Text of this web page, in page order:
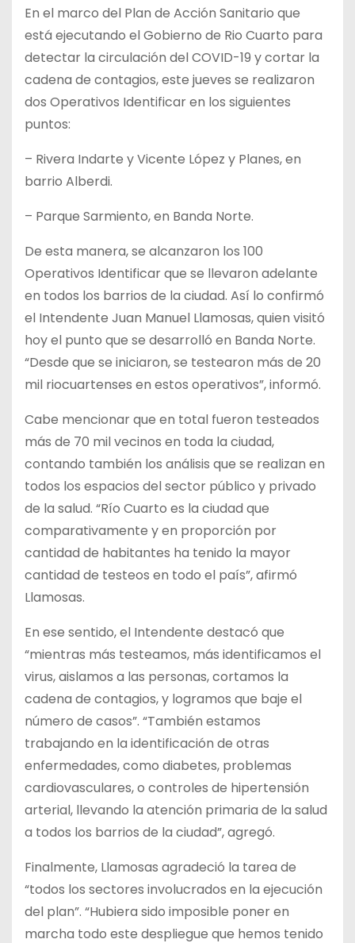
En el marco del Plan de Acción Sanitario que
está ejecutando el Gobierno de Rio Cuarto para
detectar la circulación del COVID-19 y cortar la
cadena de contagios, este jueves se realizaron
dos Operativos Identificar en los siguientes
puntos:
– Rivera Indarte y Vicente López y Planes, en
barrio Alberdi.
– Parque Sarmiento, en Banda Norte.
De esta manera, se alcanzaron los 100
Operativos Identificar que se llevaron adelante
en todos los barrios de la ciudad. Así lo confirmó
el Intendente Juan Manuel Llamosas, quien visitó
hoy el punto que se desarrolló en Banda Norte.
“Desde que se iniciaron, se testearon más de 20
mil riocuartenses en estos operativos”, informó.
Cabe mencionar que en total fueron testeados
más de 70 mil vecinos en toda la ciudad,
contando también los análisis que se realizan en
todos los espacios del sector público y privado
de la salud. “Río Cuarto es la ciudad que
comparativamente y en proporción por
cantidad de habitantes ha tenido la mayor
cantidad de testeos en todo el país”, afirmó
Llamosas.
En ese sentido, el Intendente destacó que
“mientras más testeamos, más identificamos el
virus, aislamos a las personas, cortamos la
cadena de contagios, y logramos que baje el
número de casos”. “También estamos
trabajando en la identificación de otras
enfermedades, como diabetes, problemas
cardiovasculares, o controles de hipertensión
arterial, llevando la atención primaria de la salud
a todos los barrios de la ciudad”, agregó.
Finalmente, Llamosas agradeció la tarea de
“todos los sectores involucrados en la ejecución
del plan”. “Hubiera sido imposible poner en
marcha todo este despliegue que hemos tenido